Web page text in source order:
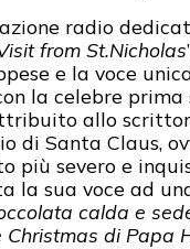
radio
from St.Nicholas
e la voce
la celebre prima
allo
di Santa Claus,
più severo e
la sua voce ad
calda e
di Papa